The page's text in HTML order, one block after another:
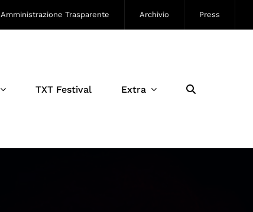
Amministrazione Trasparente Archivio Press
TXT Festival Extra